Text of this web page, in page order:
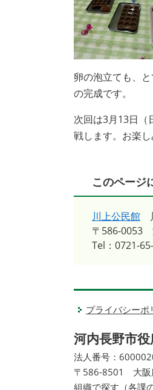
卵の泡立ても、
の完成です。
次回は3月13日（
戦します。お楽し
このページ
川上公民館
〒586-0053
Tel：0721-
プライバシーポ
河内長野市
法人番号：
〒586-8501 大阪
組織で探す（各課